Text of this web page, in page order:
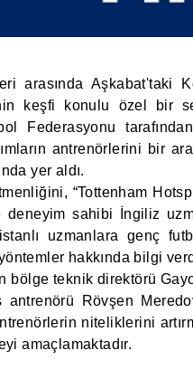
arasında Aşkabat'taki
keşfi konulu özel bir
Federasyonu
antrenörlerini bir
yer aldı.
“Tottenham
deneyim sahibi İngiliz
uzmanlara genç
hakkında bilgi
bölge teknik direktörü
antrenörü Rövşen
niteliklerini
amaçlamaktadır.